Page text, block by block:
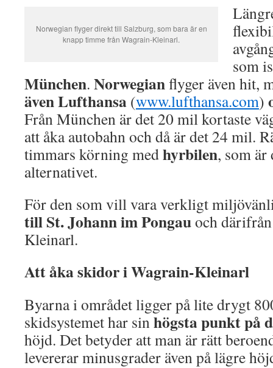
Norwegian flyger direkt till Salzburg, som bara är en
knapp timme från Wagrain-Kleinarl.
som
München. Norwegianflyger även hit,
även Lufthansa (www.lufthansa.com)
Från München är det 20 mil kortaste
att åka autobahn och då är det 24 mil.
timmars körning medhyrbilen, som är
alternativet.
För den som vill vara verkligt
tillSt. Johann im Pongauoch
Kleinarl.
Att åka skidor i Wagrain-Kleinarl
Byarna i området ligger på lite drygt
skidsystemet har sinhögsta punkt på
höjd. Det betyder att man är rätt
levererar minusgrader även på lägre